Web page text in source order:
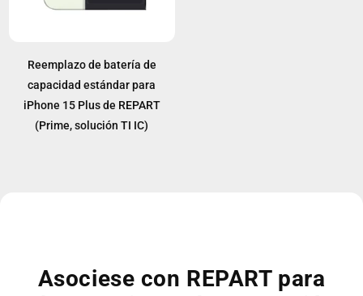
Reemplazo de batería de
capacidad estándar para
iPhone 15 Plus de REPART
(Prime, solución TI IC)
Asociese con REPART para